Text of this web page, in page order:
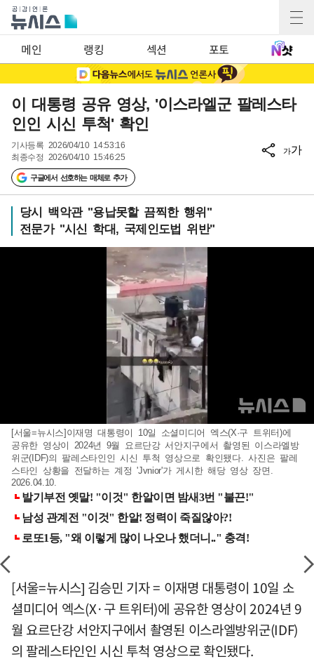
메인 랭킹 섹션 포토
이 대통령 공유 영상, '이스라엘군 팔레스타
인인 시신 투척' 확인
기사등록 2026/04/10 14:53:16
최종수정 2026/04/10 15:46:25
구글에서 선호하는 매체로 추가
가가
당시 백악관 "용납못할 끔찍한 행위"
전문가 "시신 학대, 국제인도법 위반"
[서울=뉴시스]이재명 대통령이 10일 소셜미디어 엑스(X·구 트위터)에
공유한 영상이 2024년 9월 요르단강 서안지구에서 촬영된 이스라엘방
위군(IDF)의 팔레스타인인 시신 투척 영상으로 확인됐다. 사진은 팔레
스타인 상황을 전달하는 계정 'Jvnior'가 게시한 해당 영상 장면.
2026.04.10.
[서울=뉴시스] 김승민 기자 = 이재명 대통령이 10일 소
셜미디어 엑스(X·구 트위터)에 공유한 영상이 2024년 9
월 요르단강 서안지구에서 촬영된 이스라엘방위군(IDF)
의 팔레스타인인 시신 투척 영상으로 확인됐다.